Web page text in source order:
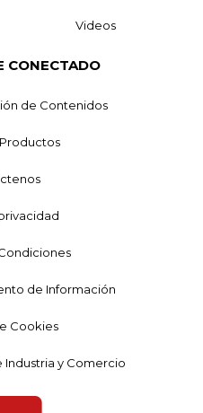
Videos
CONECTADO
de Contenidos
de Información
Cookies
y Comercio